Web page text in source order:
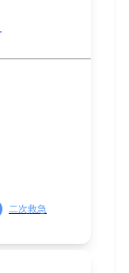
二次救急